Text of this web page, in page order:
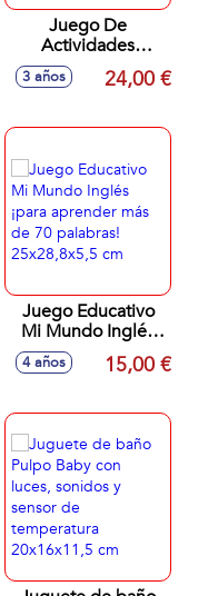
Juego De
Actividades
Infantiles De
Prescolar. Incluye
Muchos
38X28,5X7,5Cm
3 años 24,00 €
Juego Educativo
Mi Mundo Inglés
¡para aprender más
de 70 palabras!
4 años 15,00 €